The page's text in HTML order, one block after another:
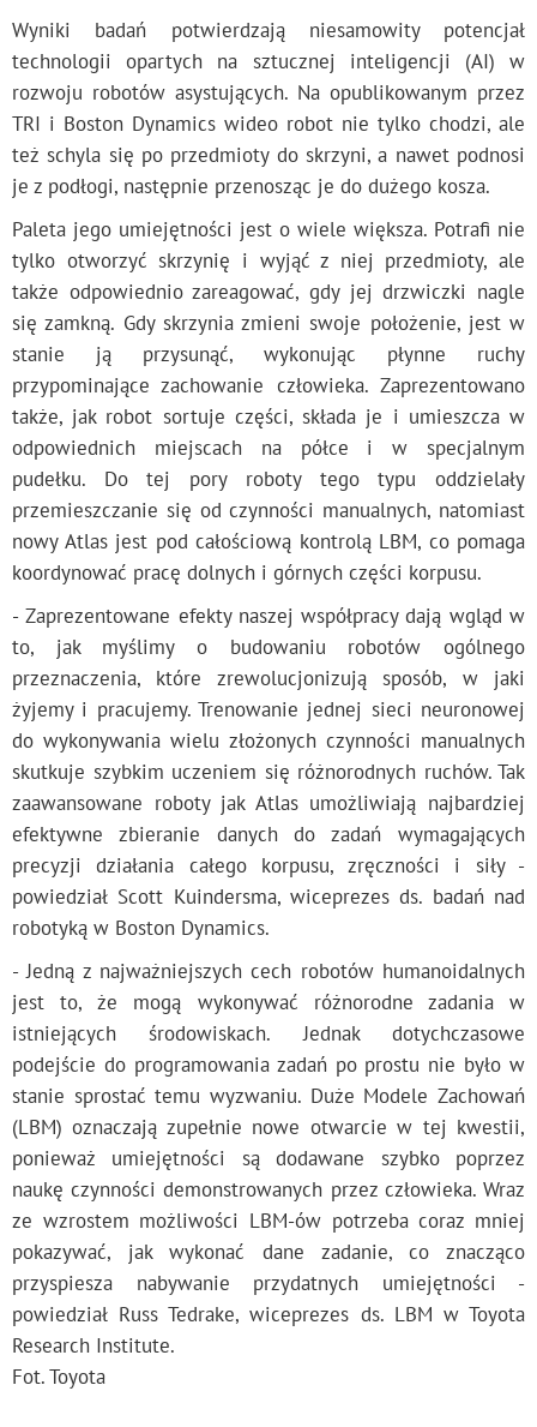
Wyniki badań potwierdzają niesamowity potencjał
technologii opartych na sztucznej inteligencji (AI) w
rozwoju robotów asystujących. Na opublikowanym przez
TRI i Boston Dynamics wideo robot nie tylko chodzi, ale
też schyla się po przedmioty do skrzyni, a nawet podnosi
je z podłogi, następnie przenosząc je do dużego kosza.
Paleta jego umiejętności jest o wiele większa. Potrafi nie
tylko otworzyć skrzynię i wyjąć z niej przedmioty, ale
także odpowiednio zareagować, gdy jej drzwiczki nagle
się zamkną. Gdy skrzynia zmieni swoje położenie, jest w
stanie ją przysunąć, wykonując płynne ruchy
przypominające zachowanie człowieka. Zaprezentowano
także, jak robot sortuje części, składa je i umieszcza w
odpowiednich miejscach na półce i w specjalnym
pudełku. Do tej pory roboty tego typu oddzielały
przemieszczanie się od czynności manualnych, natomiast
nowy Atlas jest pod całościową kontrolą LBM, co pomaga
koordynować pracę dolnych i górnych części korpusu.
- Zaprezentowane efekty naszej współpracy dają wgląd w
to, jak myślimy o budowaniu robotów ogólnego
przeznaczenia, które zrewolucjonizują sposób, w jaki
żyjemy i pracujemy. Trenowanie jednej sieci neuronowej
do wykonywania wielu złożonych czynności manualnych
skutkuje szybkim uczeniem się różnorodnych ruchów. Tak
zaawansowane roboty jak Atlas umożliwiają najbardziej
efektywne zbieranie danych do zadań wymagających
precyzji działania całego korpusu, zręczności i siły -
powiedział Scott Kuindersma, wiceprezes ds. badań nad
robotyką w Boston Dynamics.
- Jedną z najważniejszych cech robotów humanoidalnych
jest to, że mogą wykonywać różnorodne zadania w
istniejących środowiskach. Jednak dotychczasowe
podejście do programowania zadań po prostu nie było w
stanie sprostać temu wyzwaniu. Duże Modele Zachowań
(LBM) oznaczają zupełnie nowe otwarcie w tej kwestii,
ponieważ umiejętności są dodawane szybko poprzez
naukę czynności demonstrowanych przez człowieka. Wraz
ze wzrostem możliwości LBM-ów potrzeba coraz mniej
pokazywać, jak wykonać dane zadanie, co znacząco
przyspiesza nabywanie przydatnych umiejętności -
powiedział Russ Tedrake, wiceprezes ds. LBM w Toyota
Research Institute.
Fot. Toyota